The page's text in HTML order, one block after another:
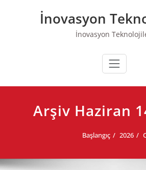
İnovasyon
İnovasyon
Arşiv Haziran
Başlangıç 2026